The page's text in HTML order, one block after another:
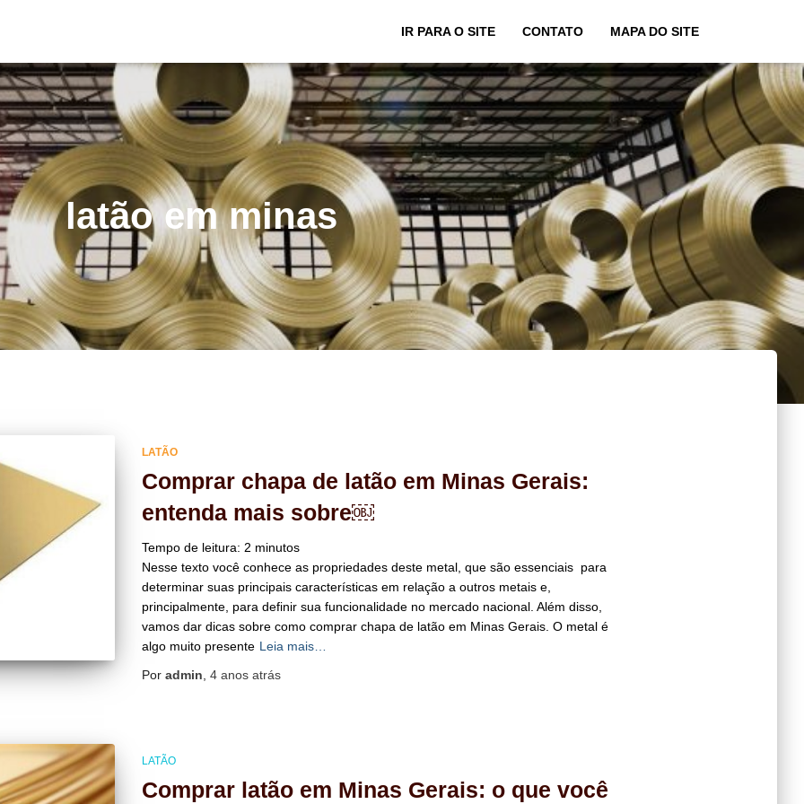
IR PARA O SITE CONTATO MAPA DO SITE
latão em minas
LATÃO
Comprar chapa de latão em Minas Gerais:
entenda mais sobre￼
Tempo de leitura: 2 minutos
Nesse texto você conhece as propriedades deste metal, que são essenciais para
determinar suas principais características em relação a outros metais e,
principalmente, para definir sua funcionalidade no mercado nacional. Além disso,
vamos dar dicas sobre como comprar chapa de latão em Minas Gerais. O metal é
algo muito presente Leia mais…
Por admin 4 anosatrás
LATÃO
Comprar latão em Minas Gerais: o que você